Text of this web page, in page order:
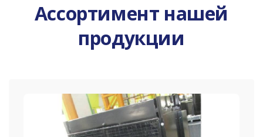
Ассортимент нашей
продукции